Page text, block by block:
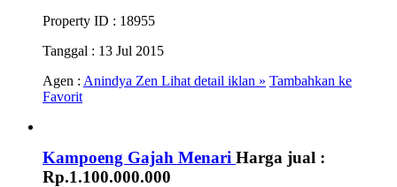
Property ID : 18955
Tanggal : 13 Jul 2015
Agen : Anindya Zen Lihat detail iklan » Tambahkan ke
Favorit
Kampoeng Gajah Menari Harga jual :
Rp.1.100.000.000